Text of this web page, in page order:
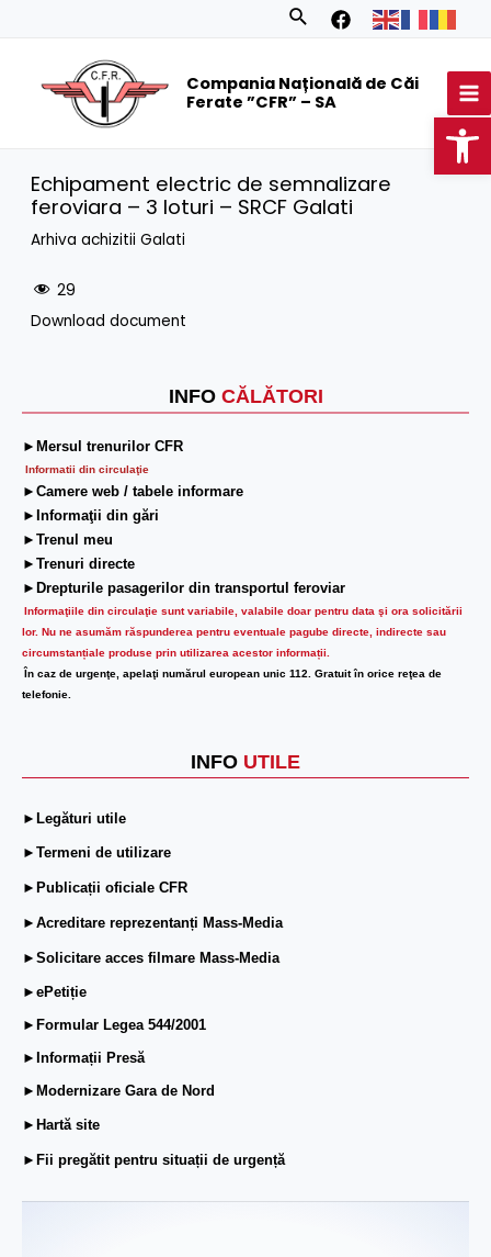
Search
Compania Națională de Căi
Ferate ”CFR” – SA
INFO CĂLĂTORI
►Mersul trenurilor CFR
Informatii din circulaţie
►Camere web / tabele informare
►Informaţii din gări
►Trenul meu
►Trenuri directe
►Drepturile pasagerilor din transportul feroviar
Informaţiile din circulaţie sunt variabile, valabile doar pentru data şi ora solicitării
lor. Nu ne asumăm răspunderea pentru eventuale pagube directe, indirecte sau
circumstanțiale produse prin utilizarea acestor informații.
În caz de urgenţe, apelaţi numărul european unic 112. Gratuit în orice reţea de
telefonie.
INFO UTILE
►Legături utile
►Termeni de utilizare
►Publicații oficiale CFR
►Acreditare reprezentanți Mass-Media
►Solicitare acces filmare Mass-Media
►ePetiție
►Formular Legea 544/2001
►Informații Presă
►Modernizare Gara de Nord
►Hartă site
►Fii pregătit pentru situații de urgență
Echipament electric de semnalizare
feroviara – 3 loturi – SRCF Galati
Arhiva achizitii Galati
29
Download document